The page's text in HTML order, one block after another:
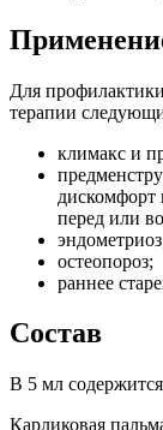
Для
терапии
климакс и
перед или
остеопороз;
раннее
Состав
В 5 мл
Карликовая